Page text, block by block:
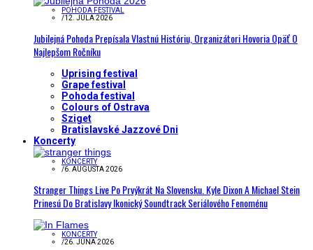
POHODA FESTIVAL
/12. JÚLA 2026
Jubilejná Pohoda Prepísala Vlastnú Históriu, Organizátori Hovoria Opäť O
Najlepšom Ročníku
Uprising festival
Grape festival
Pohoda festival
Colours of Ostrava
Sziget
Bratislavské Jazzové Dni
Koncerty
KONCERTY
/6. AUGUSTA 2026
Stranger Things Live Po Prvýkrát Na Slovensku. Kyle Dixon A Michael Stein
Prinesú Do Bratislavy Ikonický Soundtrack Seriálového Fenoménu
KONCERTY
/26. JÚNA 2026